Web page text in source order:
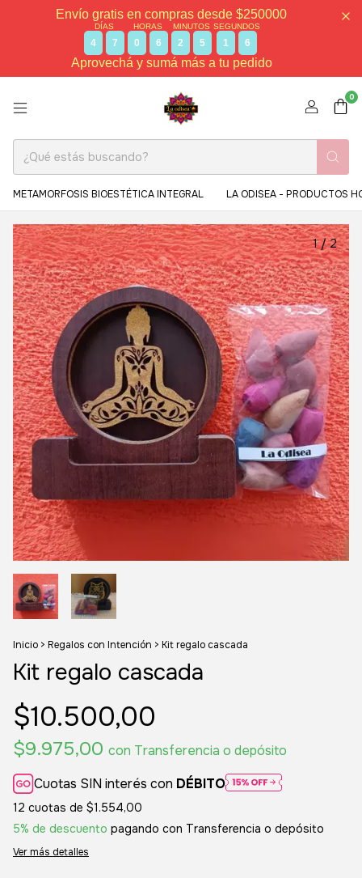
Envío gratis en compras desde $250000
DÍAS
4 7
HORAS
0 6
MINUTOS
2 5
SEGUNDOS
1
Aprovechá y sumá más a tu pedido
0
METAMORFOSIS BIOESTÉTICA INTEGRAL LA ODISEA - PRODUCTOS
1/2
Inicio > Regalos con Intención > Kit regalo cascada
Kit regalo cascada
$10.500,00
$9.975,00 con Transferencia o depósito
Cuotas SIN interés con DÉBITO
12 cuotas de $1.554,00
5% de descuento pagando con Transferencia o depósito
Ver más detalles